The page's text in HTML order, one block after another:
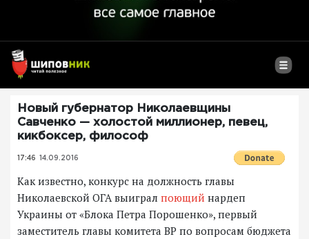
Новый губернатор Николаевщины
Савченко — холостой миллионер, певец,
кикбоксер, философ
17:46 14.09.2016
Как известно, конкурс на должность главы
Николаевской ОГА выиграл поющий нардеп
Украины от «Блока Петра Порошенко», первый
заместитель главы комитета ВР по вопросам бюджета